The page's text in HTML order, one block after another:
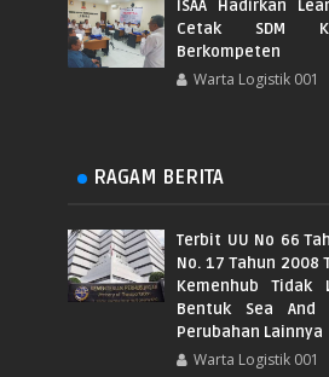
ISAA Hadirkan
Cetak SDM
Berkompeten
Warta Logistik 001
RAGAM BERITA
Terbit UU No 66
No. 17 Tahun 2008
Kemenhub Tidak
Bentuk Sea And
Perubahan Lainnya
Warta Logistik 001